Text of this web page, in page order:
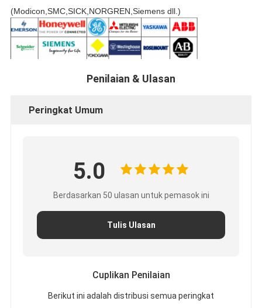
(Modicon,SMC,SICK,NORGREN,Siemens dll.)
Penilaian & Ulasan
Peringkat Umum
5.0
Berdasarkan 50 ulasan untuk pemasok ini
Tulis Ulasan
Cuplikan Penilaian
Berikut ini adalah distribusi semua peringkat